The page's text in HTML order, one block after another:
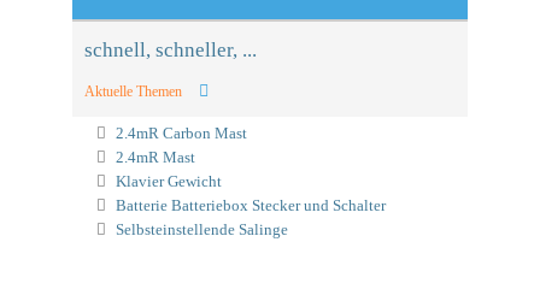
schnell, schneller, ...
Aktuelle Themen
2.4mR Carbon Mast
2.4mR Mast
Klavier Gewicht
Batterie Batteriebox Stecker und Schalter
Selbsteinstellende Salinge